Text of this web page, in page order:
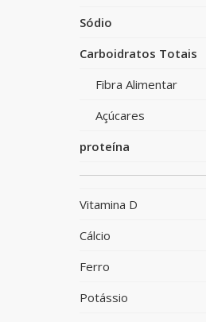
Sódio
Carboidratos Totais
Fibra Alimentar
Açúcares
proteína
Vitamina D
Cálcio
Ferro
Potássio